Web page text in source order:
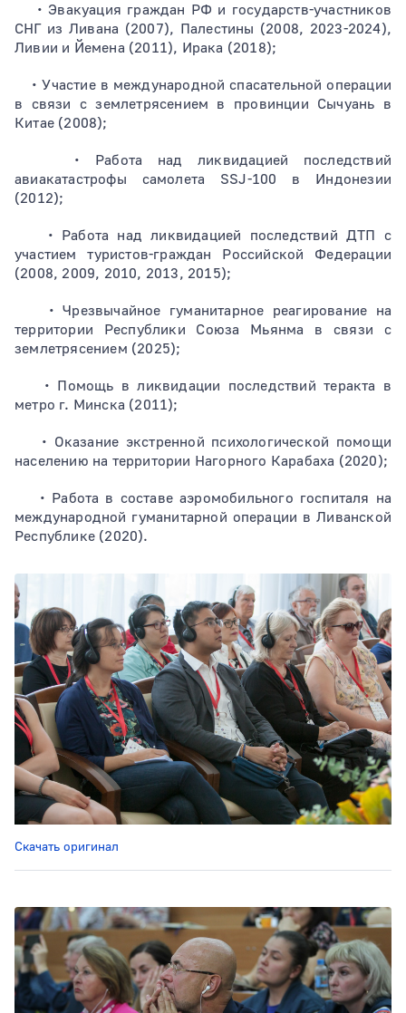
• Эвакуация граждан РФ и государств-участников
СНГ из Ливана (2007), Палестины (2008, 2023-2024),
Ливии и Йемена (2011), Ирака (2018);
• Участие в международной спасательной операции
в связи с землетрясением в провинции Сычуань в
Китае (2008);
• Работа над ликвидацией последствий
авиакатастрофы самолета SSJ-100 в Индонезии
(2012);
• Работа над ликвидацией последствий ДТП с
участием туристов-граждан Российской Федерации
(2008, 2009, 2010, 2013, 2015);
• Чрезвычайное гуманитарное реагирование на
территории Республики Союза Мьянма в связи с
землетрясением (2025);
• Помощь в ликвидации последствий теракта в
метро г. Минска (2011);
• Оказание экстренной психологической помощи
населению на территории Нагорного Карабаха (2020);
• Работа в составе аэромобильного госпиталя на
международной гуманитарной операции в Ливанской
Республике (2020).
Скачать оригинал